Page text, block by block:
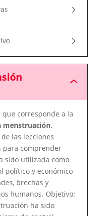
Módulo
Dimensión
Política
corresponde a la
menstruación.
las lecciones
para comprender
sido utilizada como
político y económico
brechas y
humanos. Objetivo:
ha sido